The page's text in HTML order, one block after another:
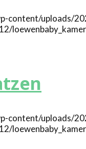
content/uploads/
content/uploads/